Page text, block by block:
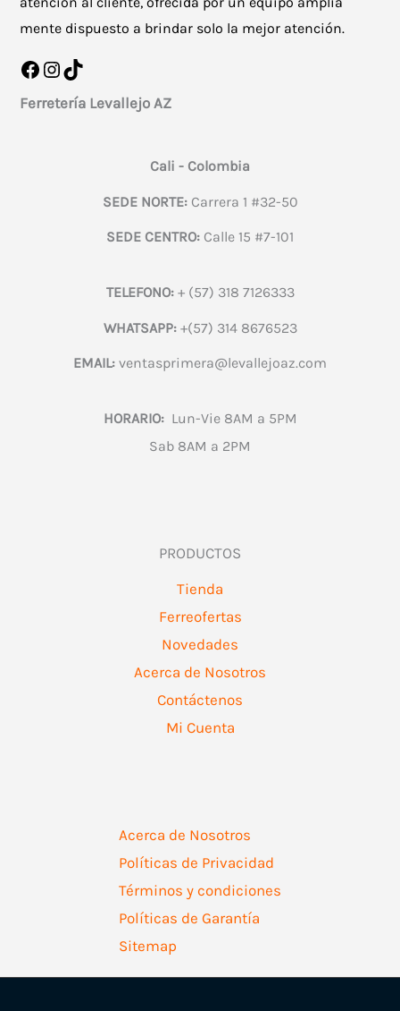
mente dispuesto a brindar solo la mejor atención.
Facebook
Instagram
TikTok
Ferretería Levallejo AZ
Cali - Colombia
SEDE NORTE:Carrera 1 #32-50
SEDE CENTRO: Calle 15 #7-101
TELEFONO:+ (57) 318 7126333
WHATSAPP:+(57) 314 8676523
EMAIL: ventasprimera@levallejoaz.com
HORARIO:Lun-Vie 8AM a 5PM
Sab 8AM a 2PM
PRODUCTOS
Tienda
Ferreofertas
Novedades
Acerca de Nosotros
Contáctenos
Mi Cuenta
Acerca de Nosotros
Políticas de Privacidad
Términos y condiciones
Políticas de Garantía
Sitemap